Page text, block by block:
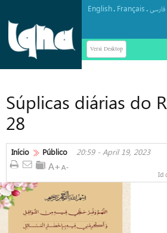
English. Français.فارسی
Versi Desktop
Súplicas diárias do
28
Início Público 20:59 - April 19, 2023
Id